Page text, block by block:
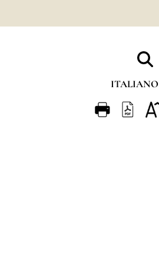
ITALIANO
FRANÇAIS